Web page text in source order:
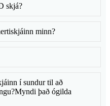
skjá?
minn?
í sundur til að
það ógilda